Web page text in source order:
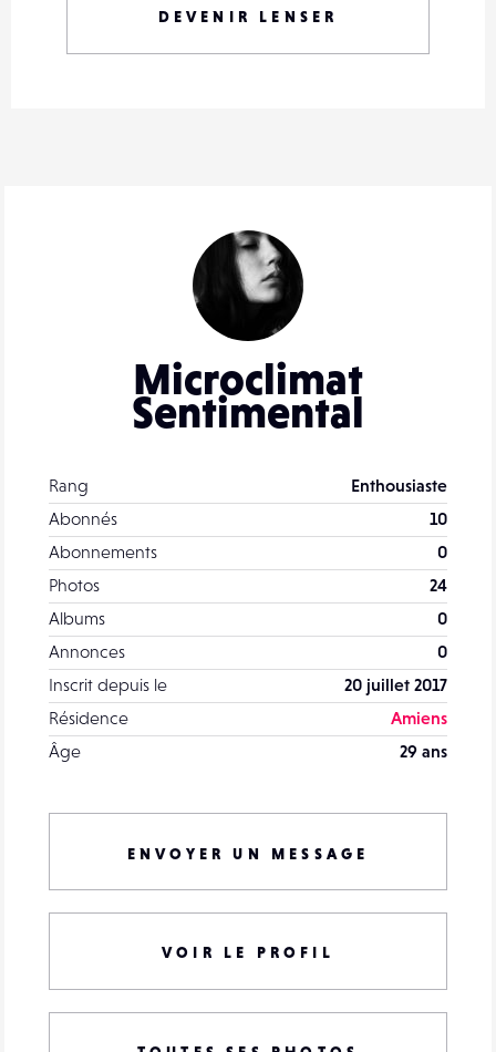
Microclimat
Sentimental
Rang
Enthousiaste
Abonnés
10
Abonnements
0
Photos
24
Albums
0
Annonces
0
Inscrit depuis le
20 juillet 2017
Résidence
Amiens
Âge
29 ans
ENVOYER UN MESSAGE
VOIR LE PROFIL
DEVENIR LENSER